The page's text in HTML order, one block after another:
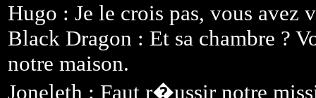
Hugo : Je le crois pas, vous avez
Black Dragon : Et sa chambre ?
notre maison.
Joneleth : Faut r�ussir notre